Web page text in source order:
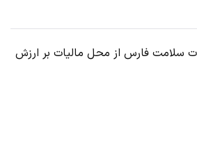
سلامت فارس از محل مالیات بر ارزش